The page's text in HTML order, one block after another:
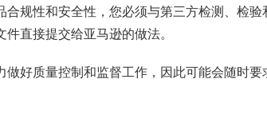
合规性和安全性，您必须与第三方检测、检
直接提交给亚马逊的做法。
做好质量控制和监督工作，因此可能会随时